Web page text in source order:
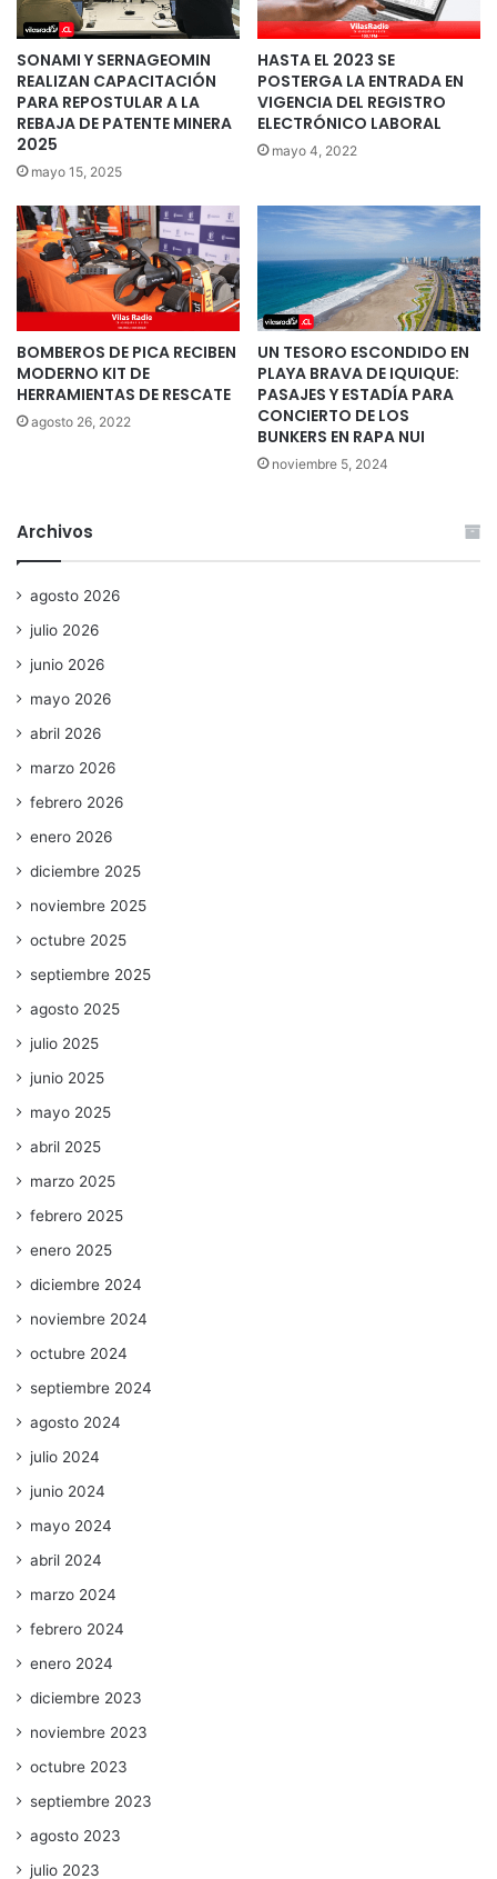
SONAMI Y SERNAGEOMIN
REALIZAN CAPACITACIÓN
PARA REPOSTULAR A LA
REBAJA DE PATENTE MINERA
2025
mayo 15, 2025
HASTA EL 2023 SE
POSTERGA LA ENTRADA EN
VIGENCIA DEL REGISTRO
ELECTRÓNICO LABORAL
mayo 4, 2022
BOMBEROS DE PICA RECIBEN
MODERNO KIT DE
HERRAMIENTAS DE RESCATE
agosto 26, 2022
UN TESORO ESCONDIDO EN
PLAYA BRAVA DE IQUIQUE:
PASAJES Y ESTADÍA PARA
CONCIERTO DE LOS
BUNKERS EN RAPA NUI
noviembre 5, 2024
Archivos
agosto 2026
julio 2026
junio 2026
mayo 2026
abril 2026
marzo 2026
febrero 2026
enero 2026
diciembre 2025
noviembre 2025
octubre 2025
septiembre 2025
agosto 2025
julio 2025
junio 2025
mayo 2025
abril 2025
marzo 2025
febrero 2025
enero 2025
diciembre 2024
noviembre 2024
octubre 2024
septiembre 2024
agosto 2024
julio 2024
junio 2024
mayo 2024
abril 2024
marzo 2024
febrero 2024
enero 2024
diciembre 2023
noviembre 2023
octubre 2023
septiembre 2023
agosto 2023
julio 2023